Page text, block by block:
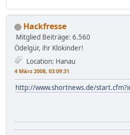
Hackfresse
Mitglied Beiträge: 6.560
Ödelgür, ihr Klokinder!
Location: Hanau
4 März 2008, 03:09:31
http://www.shortnews.de/